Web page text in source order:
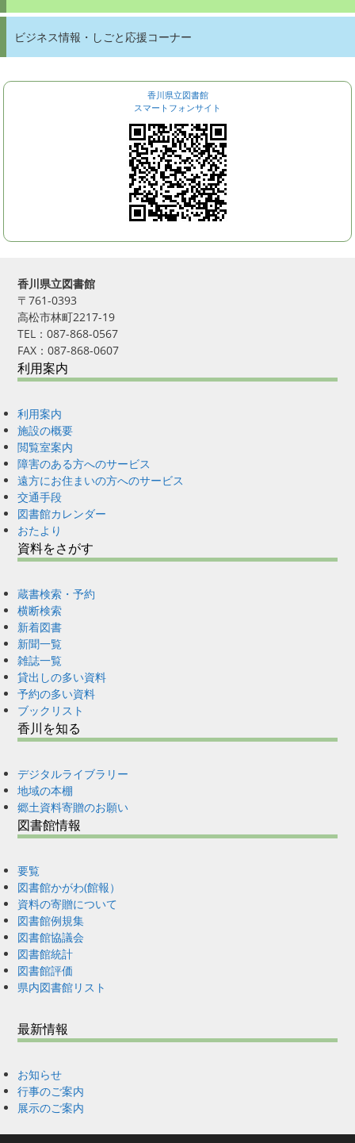
ビジネス情報・しごと応援コーナー
香川県立図書館
スマートフォンサイト
香川県立図書館
〒761-0393
高松市林町2217-19
TEL：087-868-0567
FAX：087-868-0607
利用案内
利用案内
施設の概要
閲覧室案内
障害のある方へのサービス
遠方にお住まいの方へのサービス
交通手段
図書館カレンダー
おたより
資料をさがす
蔵書検索・予約
横断検索
新着図書
新聞一覧
雑誌一覧
貸出しの多い資料
予約の多い資料
ブックリスト
香川を知る
デジタルライブラリー
地域の本棚
郷土資料寄贈のお願い
図書館情報
要覧
図書館かがわ(館報）
資料の寄贈について
図書館例規集
図書館協議会
図書館統計
図書館評価
県内図書館リスト
最新情報
お知らせ
行事のご案内
展示のご案内